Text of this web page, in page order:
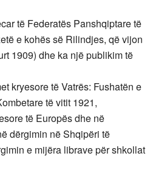
të Federatës Panshqiptare të
e kohës së Rilindjes, që vijon
1909) dhe ka një publikim të
kryesore të Vatrës: Fushatën e
të vitit 1921,
të Europës dhe në
dërgimin në Shqipëri të
e mijëra librave për shkollat